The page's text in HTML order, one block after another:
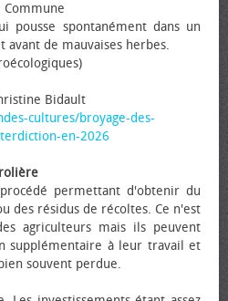
Commune
pousse spontanément dans un
avant de mauvaises herbes.
Bidault
cultures/broyage-des-
en-2026
permettant d'obtenir du
des résidus de récoltes. Ce n'est
agriculteurs mais ils peuvent
supplémentaire à leur travail et
souvent perdue.